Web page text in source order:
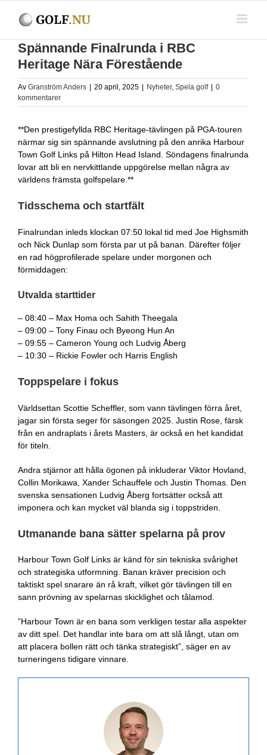
Spännande Finalrunda i RBC
Heritage Nära Förestående
Av Granström Anders 20 april, 2025 Nyheter, Spela golf
0
kommentarer
**Den prestigefyllda RBC Heritage-tävlingen på PGA-touren
närmar sig sin spännande avslutning på den anrika Harbour
Town Golf Links på Hilton Head Island. Söndagens finalrunda
lovar att bli en nervkittlande uppgörelse mellan några av
världens främsta golfspelare.**
Tidsschema och startfält
Finalrundan inleds klockan 07:50 lokal tid med Joe Highsmith
och Nick Dunlap som första par ut på banan. Därefter följer
en rad högprofilerade spelare under morgonen och
förmiddagen:
Utvalda starttider
– 08:40 – Max Homa och Sahith Theegala
– 09:00 – Tony Finau och Byeong Hun An
– 09:55 – Cameron Young och Ludvig Åberg
– 10:30 – Rickie Fowler och Harris English
Toppspelare i fokus
Världsettan Scottie Scheffler, som vann tävlingen förra året,
jagar sin första seger för säsongen 2025. Justin Rose, färsk
från en andraplats i årets Masters, är också en het kandidat
för titeln.
Andra stjärnor att hålla ögonen på inkluderar Viktor Hovland,
Collin Morikawa, Xander Schauffele och Justin Thomas. Den
svenska sensationen Ludvig Åberg fortsätter också att
imponera och kan mycket väl blanda sig i toppstriden.
Utmanande bana sätter spelarna på prov
Harbour Town Golf Links är känd för sin tekniska svårighet
och strategiska utformning. Banan kräver precision och
taktiskt spel snarare än rå kraft, vilket gör tävlingen till en
sann prövning av spelarnas skicklighet och tålamod.
”Harbour Town är en bana som verkligen testar alla aspekter
av ditt spel. Det handlar inte bara om att slå långt, utan om
att placera bollen rätt och tänka strategiskt”, säger en av
turneringens tidigare vinnare.